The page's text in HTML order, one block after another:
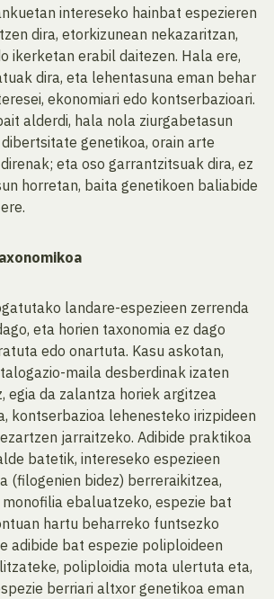
intereseko hainbat espezieren
dira, etorkizunean nekazaritzan,
ikerketan erabil daitezen. Hala ere,
dira, eta lehentasuna eman behar
ekonomiari edo kontserbazioari.
alderdi, hala nola ziurgabetasun
genetikoa, orain arte
eta oso garrantzitsuak dira, ez
horretan, baita genetikoen baliabide
landare-espezieen zerrenda
eta horien taxonomia ez dago
edo onartuta. Kasu askotan,
maila desberdinak izaten
egia da zalantza horiek argitzea
kontserbazioa lehenesteko irizpideen
jarraitzeko. Adibide praktikoa
batetik, intereseko espezieen
(filogenien bidez) berreraikitzea,
ebaluatzeko, espezie bat
hartu beharreko funtsezko
adibide bat espezie poliploideen
poliploidia mota ulertuta eta,
berriari altxor genetikoa eman